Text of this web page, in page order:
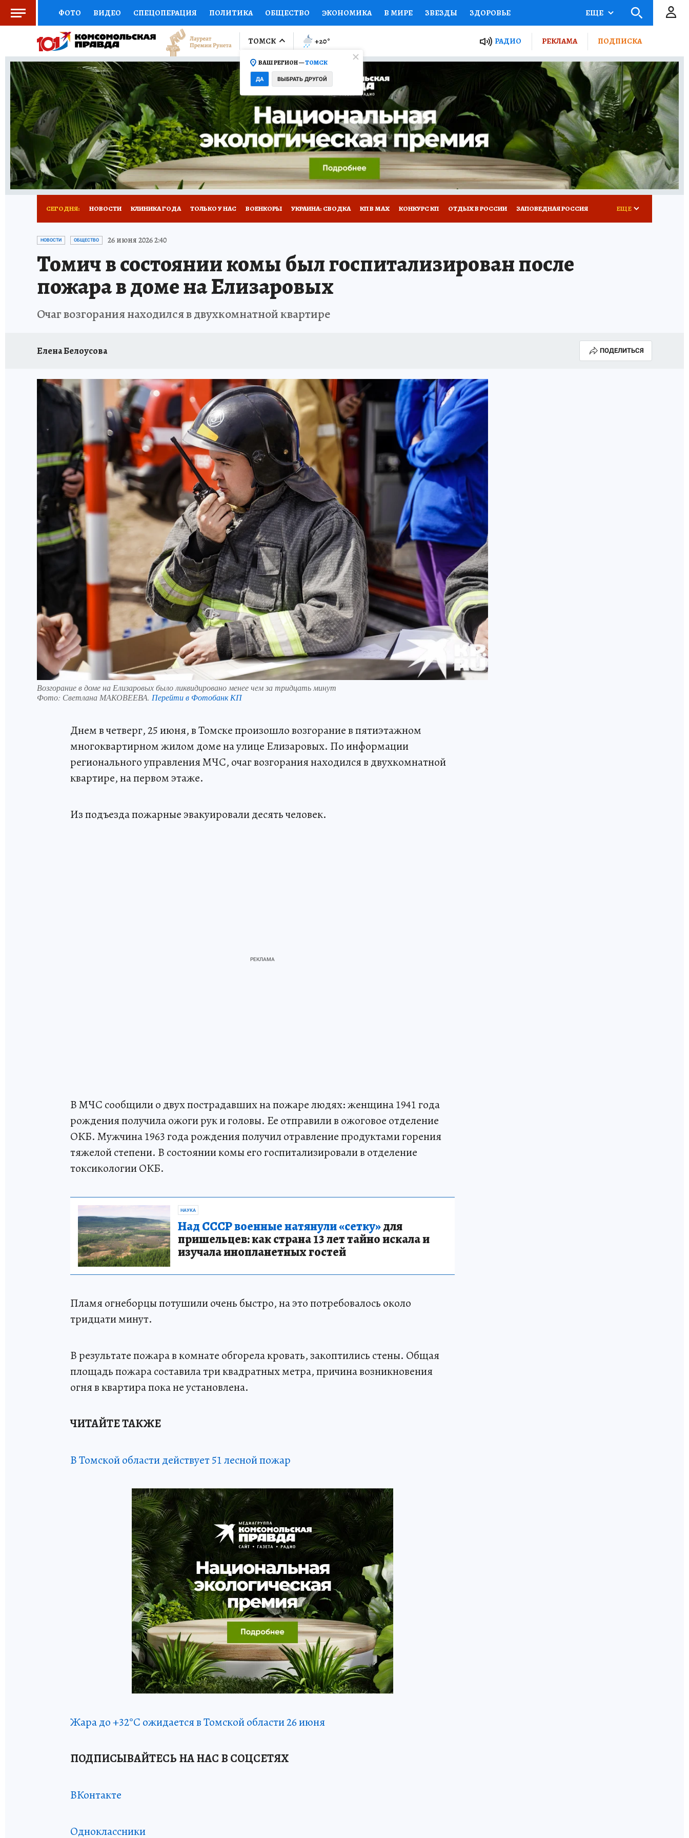
ФОТО ВИДЕО СПЕЦОПЕРАЦИЯ ПОЛИТИКА ОБЩЕСТВО ЭКОНОМИКА В МИРЕ ЗВЕЗДЫ ЗДОРОВЬЕ
СОЦПОДДЕРЖКА НАУКА СПОРТ КОЛУМНИСТЫ ПРОИСШЕСТВИЯ НАЦИОНАЛЬНЫЕ ПРОЕКТЫ РОССИИ
ВЫБОР ЭКСПЕРТОВ ДОКТОР ФИНАНСЫ ОТКРЫВАЕМ МИР Я ЗНАЮ СЕМЬЯ ЖЕНСКИЕ СЕКРЕТЫ ПУТЕВОДИТЕЛЬ
КНИЖНАЯ ПОЛКА ПРОГНОЗЫ НА СПОРТ ПРОМОКОДЫ СЕРИАЛЫ СПЕЦПРОЕКТЫ ДЕФИЦИТ ЖЕЛЕЗА ТУРИЗМ
ПРЕСС-ЦЕНТР НЕДВИЖИМОСТЬ ТЕЛЕВИЗОР КОЛЛЕКЦИИ КОНКУРСЫ РАБОТА У НАС ГИД ПОТРЕБИТЕЛЯ ВСЕ О КП
РАДИО КП РЕКЛАМА ТЕСТЫ НОВОЕ НА САЙТЕ
ЕЩЕ
ТОМСК
ВАШ РЕГИОН —ТОМСК
ДА ВЫБРАТЬ ДРУГОЙ
+20° РАДИО РЕКЛАМА ПОДПИСКА
СЕГОДНЯ: НОВОСТИ КЛИНИКА ГОДА ТОЛЬКО У НАС ВОЕНКОРЫ УКРАИНА: СВОДКА КП В МАХ КОНКУРС КП ОТДЫХ В РОССИИ ЗАПОВЕДНАЯ РОССИЯ
ПРОИСШЕСТВИЯ АФИША
ЕЩЕ
НОВОСТИ ОБЩЕСТВО 26 июня 2026 2:40
Томич в состоянии комы был госпитализирован после
пожара в доме на Елизаровых
Очаг возгорания находился в двухкомнатной квартире
Елена Белоусова ПОДЕЛИТЬСЯ
Возгорание в доме на Елизаровых было ликвидировано менее чем за тридцать минут
Фото: Светлана МАКОВЕЕВА. Перейти в Фотобанк КП
Днем в четверг, 25 июня, в Томске произошло возгорание в пятиэтажном
многоквартирном жилом доме на улице Елизаровых. По информации
регионального управления МЧС, очаг возгорания находился в двухкомнатной
квартире, на первом этаже.
Из подъезда пожарные эвакуировали десять человек.
В МЧС сообщили о двух пострадавших на пожаре людях: женщина 1941 года
рождения получила ожоги рук и головы. Ее отправили в ожоговое отделение
ОКБ. Мужчина 1963 года рождения получил отравление продуктами горения
тяжелой степени. В состоянии комы его госпитализировали в отделение
токсикологии ОКБ.
НАУКА
Над СССР военные натянули «сетку»для
пришельцев: как страна 13 лет тайно искала и
изучала инопланетных гостей
Пламя огнеборцы потушили очень быстро, на это потребовалось около
тридцати минут.
В результате пожара в комнате обгорела кровать, закоптились стены. Общая
площадь пожара составила три квадратных метра, причина возникновения
огня в квартира пока не установлена.
ЧИТАЙТЕ ТАКЖЕ
В Томской области действует 51 лесной пожар
Жара до +32°С ожидается в Томской области 26 июня
ПОДПИСЫВАЙТЕСЬ НА НАС В СОЦСЕТЯХ
ВКонтакте
Одноклассники